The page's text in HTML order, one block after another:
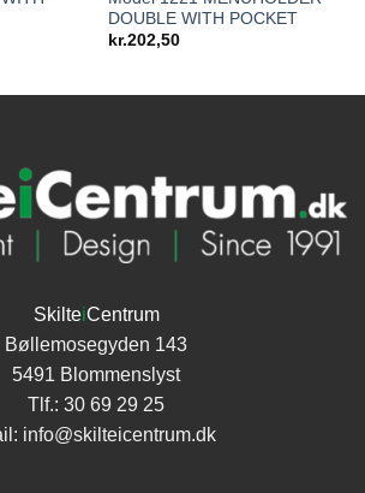
DOUBLE WITH POCKET
kr.202,50
SkilteiCentrum
Bøllemosegyden 143
5491 Blommenslyst
Tlf.: 30 69 29 25
info@skilteicentrum.dk